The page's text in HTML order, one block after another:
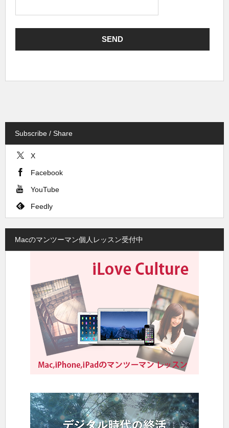
Subscribe / Share
X
Facebook
YouTube
Feedly
Macのマンツーマン個人レッスン受付中